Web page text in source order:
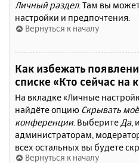
Личный раздел. Там вы
настройки и предпочтения.
Вернуться к началу
Как избежать
списке «Кто сейчас на
На вкладке «Личные
найдёте опцию Скрывать
конференции. Выберите Да,
администраторам,
всех остальных вы будете
Вернуться к началу